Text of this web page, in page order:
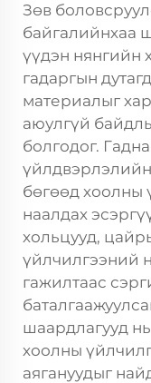
Зөв
байгалийнхаа
үүдэн нянгийн
гадаргын
материалыг
аюулгүй
болгодог.
бөгөөд хоолны
наалдах
хольцууд,
үйлчилгээний
гажилтаас
шаардлагууд
хоолны
аягануудыг